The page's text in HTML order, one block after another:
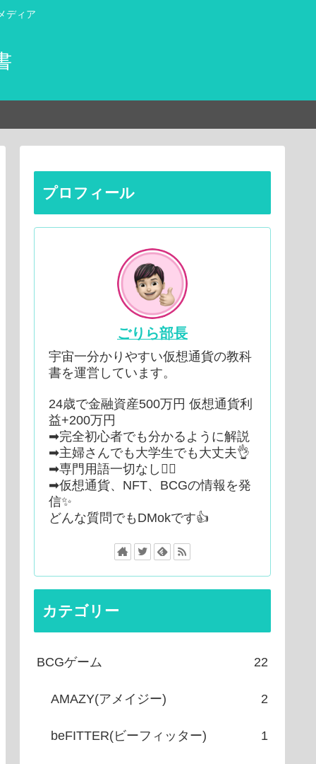
ディア
プロフィール
ごりら部長
宇宙一分かりやすい仮想通貨の教科
書を運営しています。
24歳で金融資産500万円 仮想通貨利
益+200万円
➡︎完全初心者でも分かるように解説
➡︎主婦さんでも大学生でも大丈夫👌
➡︎専門用語一切なし🙆‍♂️
➡︎仮想通貨、NFT、BCGの情報を発
信✨
どんな質問でもDMokです👍
カテゴリー
BCGゲーム 22
AMAZY(アメイジー) 2
beFITTER(ビーフィッター) 1